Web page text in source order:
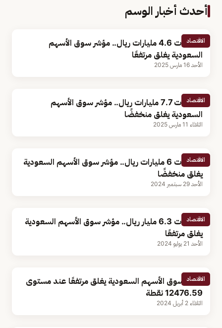
أحدث أخبار الوسم
الاقتصاد
بتداولات 4.6 مليارات ريال.. مؤشر سوق الأسهم
السعودية يغلق مرتفعًا
الأحد 16 مارس 2025
الاقتصاد
بتداولات 7.7 مليارات ريال.. مؤشر سوق الأسهم
السعودية يغلق منخفضًا
الثلاثاء 11 مارس 2025
الاقتصاد
بتداولات 6 مليارات ريال.. مؤشر سوق الأسهم السعودية
يغلق منخفضًا
الأحد 29 سبتمبر 2024
الاقتصاد
بتداولات 6.3 مليار ريال.. مؤشر سوق الأسهم السعودية
يغلق مرتفعًا
الأحد 21 يوليو 2024
الاقتصاد
مؤشر سوق الأسهم السعودية يغلق مرتفعًا عند مستوى
12476.59 نقطة
الثلاثاء 2 أبريل 2024